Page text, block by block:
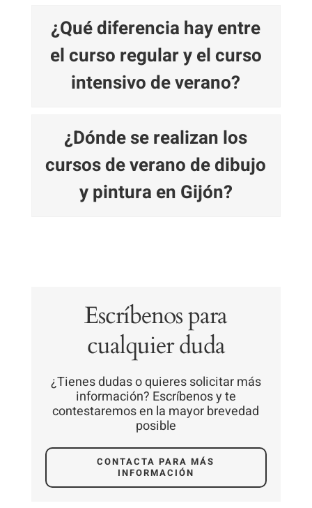
¿Qué diferencia hay entre
el curso regular y el curso
intensivo de verano?
¿Dónde se realizan los
cursos de verano de dibujo
y pintura en Gijón?
Escríbenos para
cualquier duda
¿Tienes dudas o quieres solicitar más
información? Escríbenos y te
contestaremos en la mayor brevedad
posible
CONTACTA PARA MÁS
INFORMACIÓN